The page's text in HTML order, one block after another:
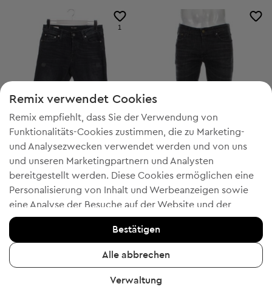
-50% mit FESTIVE
1
Jack & Jones
Herren Jeans
13,99 €
Unverbindliche Preisempfehlung:
RRP
-50% mit FESTIVE
Jack & Jones
Herren Jeans
Unverbindliche Preisempfehlung:
RRP
Remix verwendet Cookies
Remix empfiehlt, dass Sie der Verwendung von
Funktionalitäts-Cookies zustimmen, die zu Marketing-
und Analysezwecken verwendet werden und von uns
und unseren Marketingpartnern und Analysten
bereitgestellt werden. Diese Cookies ermöglichen eine
Personalisierung von Inhalt und Werbeanzeigen sowie
eine Analyse der Besuche auf der Website und der
mobilen App - Informationen, die uns helfen, Ihnen
Produkte zu zeigen, die Ihnen gefallen könnten. Wenn Sie
einverstanden sind, bestätigen Sie dies bitte, indem Sie
auf die Schaltfläche "Ja, ich stimme zu" klicken.
Um weitere Informationen zu erhalten, klicken Sie bitte
Bestätigen
Alle abbrechen
Verwaltung